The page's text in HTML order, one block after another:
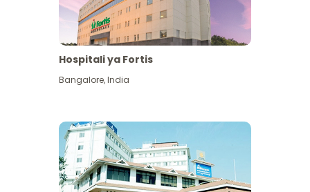
Hospitali ya Fortis
Bangalore,India